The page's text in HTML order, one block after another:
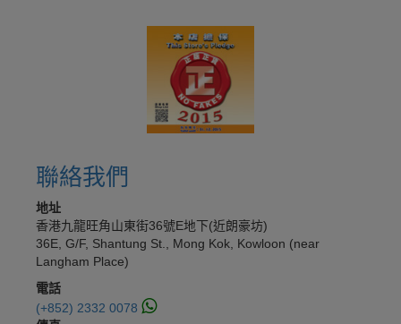
聯絡我們
地址
香港九龍旺角山東街36號E地下(近朗豪坊)
36E, G/F, Shantung St., Mong Kok, Kowloon (near
Langham Place)
電話
(+852) 2332 0078